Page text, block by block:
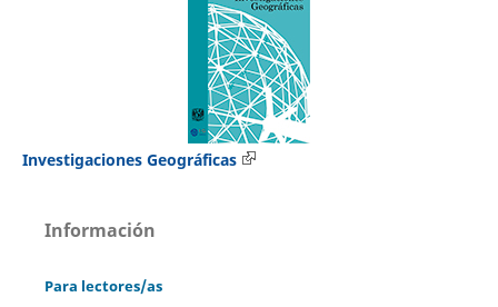
Investigaciones Geográficas
Información
Para lectores/as